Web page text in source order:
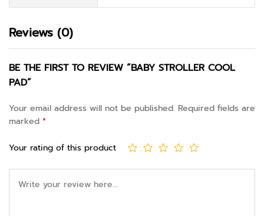
Reviews (0)
BE THE FIRST TO REVIEW “BABY STROLLER COOL
PAD”
Your email address will not be published. Required fields are
marked *
Your rating of this product